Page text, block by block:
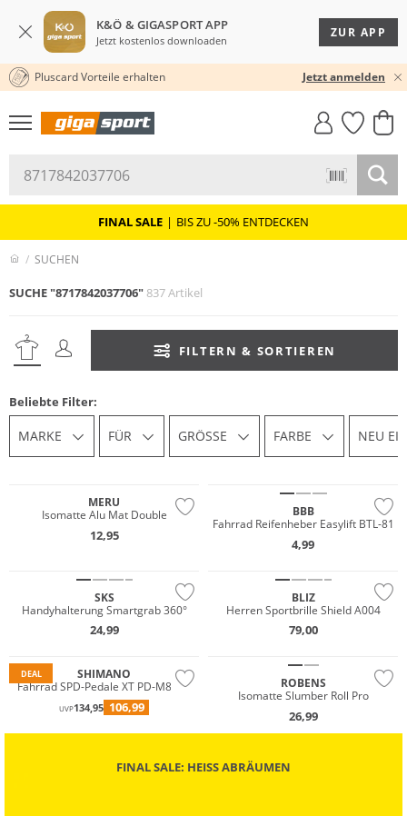
K&Ö & GIGASPORT APP
Jetzt kostenlos downloaden
ZUR APP
30 TAGE RÜCKGABERECHT
Pluscard Vorteile erhalten Jetzt anmelden
GIGASTYLE
FAHRRAD­
MUST-HAVE
FINAL SALE | BIS ZU -50% ENTDECKEN
SUCHEN
SUCHE "8717842037706" 837 Artikel
FILTERN & SORTIEREN
Beliebte Filter:
MARKE FÜR GRÖSSE FARBE NEU
MERU
Isomatte Alu Mat Double
12,95
BBB
Fahrrad Reifenheber Easylift BTL-81
4,99
SKS
Handyhalterung Smartgrab 360°
24,99
BLIZ
Herren Sportbrille Shield A004
79,00
DEAL
SHIMANO
Fahrrad SPD-Pedale XT PD-M8000
UVP134,95 106,99
ROBENS
Isomatte Slumber Roll Pro
26,99
FINAL SALE: HEISS ABRÄUMEN